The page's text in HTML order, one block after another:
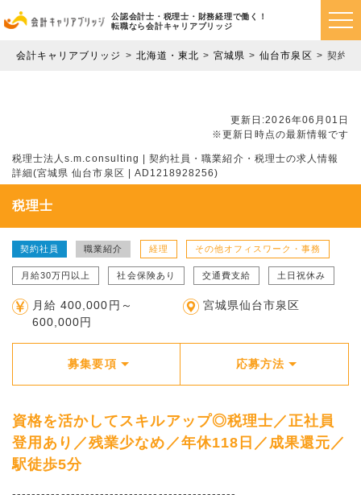
公認会計士・税理士・財務経理で働く！
転職なら会計キャリアブリッジ
会計キャリアブリッジ 北海道・東北 宮城県 仙台市泉区 契約
更新日:2026年06月01日
※更新日時点の最新情報です
税理士法人s.m.consulting | 契約社員・職業紹介・税理士の求人情報
詳細(宮城県 仙台市泉区 | AD1218928256)
税理士
契約社員 職業紹介 経理 その他オフィスワーク・事務
月給30万円以上 社会保険あり 交通費支給 土日祝休み
月給 400,000円～
600,000円
宮城県仙台市泉区
募集要項 応募方法
資格を活かしてスキルアップ◎税理士／正社員
登用あり／残業少なめ／年休118日／成果還元／
駅徒歩5分